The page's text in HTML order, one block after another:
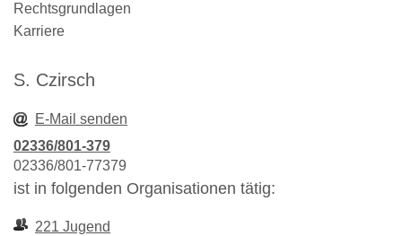
Rechtsgrundlagen
Karriere
S. Czirsch
E-Mail senden
02336/801-379
02336/801-77379
ist in folgenden Organisationen tätig:
221 Jugend